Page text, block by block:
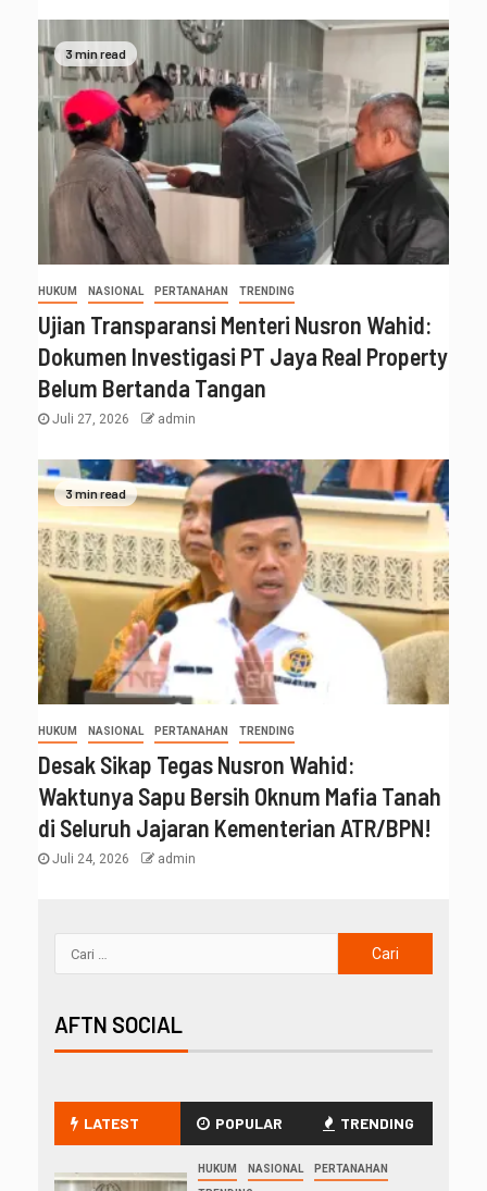
3 min read
HUKUM NASIONAL PERTANAHAN TRENDING
Ujian Transparansi Menteri Nusron Wahid:
Dokumen Investigasi PT Jaya Real Property
Belum Bertanda Tangan
Juli 27, 2026 admin
3 min read
HUKUM NASIONAL PERTANAHAN TRENDING
Desak Sikap Tegas Nusron Wahid:
Waktunya Sapu Bersih Oknum Mafia Tanah
di Seluruh Jajaran Kementerian ATR/BPN!
Juli 24, 2026 admin
AFTN SOCIAL
LATEST POPULAR TRENDING
HUKUM NASIONAL PERTANAHAN